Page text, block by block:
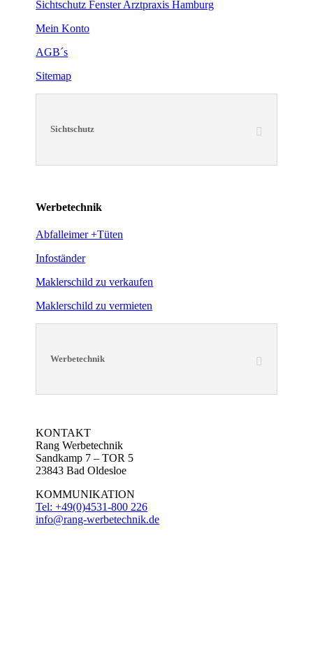
Sichtschutz Fenster Arztpraxis Hamburg
Mein Konto
AGB´s
Sitemap
Sichtschutz
Werbetechnik
Abfalleimer +Tüten
Infoständer
Maklerschild zu verkaufen
Maklerschild zu vermieten
Werbetechnik
KONTAKT
Rang Werbetechnik
Sandkamp 7 – TOR 5
23843 Bad Oldesloe
KOMMUNIKATION
Tel: +49(0)4531-800 226
info@rang-werbetechnik.de